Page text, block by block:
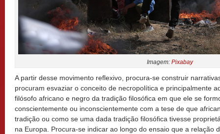
Imagem: Pixabay
A partir desse movimento reflexivo, procura-se construir
procuram esvaziar o conceito de necropolítica e principalmente
filósofo africano e negro da tradição filosófica em que ele se
conscientemente ou inconscientemente com a tese de que
tradição ou como se uma dada tradição filosófica tivesse
na Europa. Procura-se indicar ao longo do ensaio que a relação